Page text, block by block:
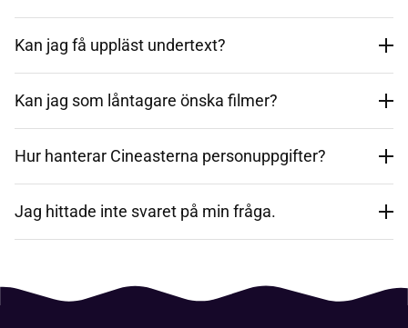
Kan jag få uppläst undertext?
Kan jag som låntagare önska filmer?
Hur hanterar Cineasterna personuppgifter?
Jag hittade inte svaret på min fråga.